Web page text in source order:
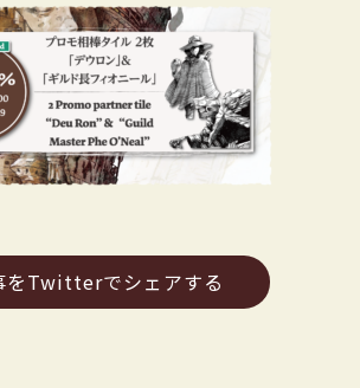
をTwitterでシェアする